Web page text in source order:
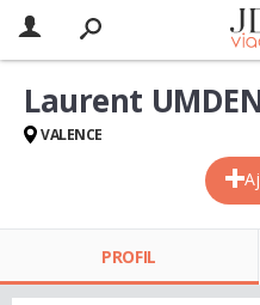
Laurent
VALENCE
PROFIL